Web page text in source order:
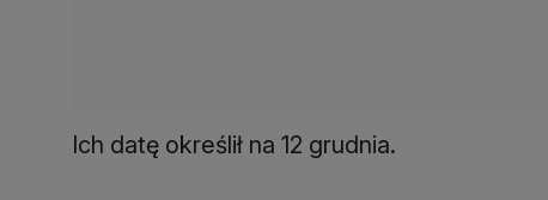
Ich datę określił na 12 grudnia.